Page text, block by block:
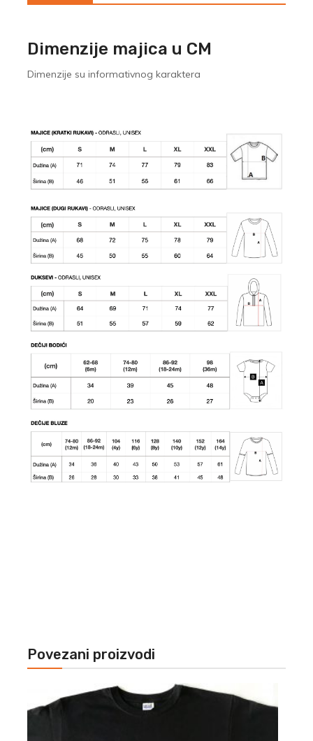
Dimenzije majica u CM
Dimenzije su informativnog karaktera
Povezani proizvodi